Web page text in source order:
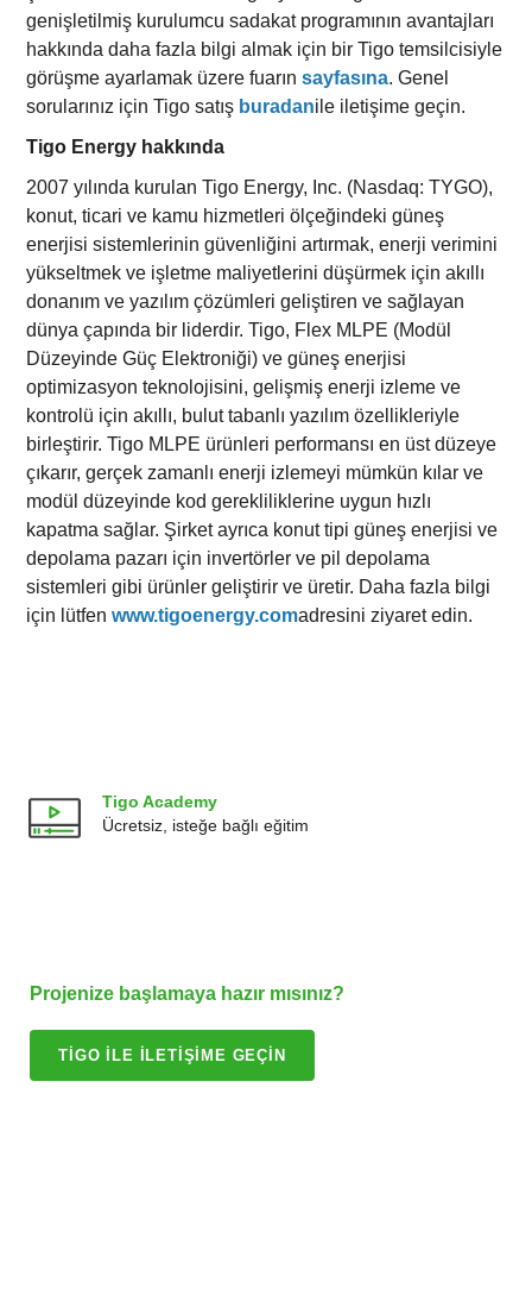
Tigo Academy
Ücretsiz, isteğe bağlı eğitim
Projenize başlamaya hazır mısınız?
TIGO ILE ILETIŞIME GEÇIN
genişletilmiş kurulumcu sadakat programının avantajları
hakkında daha fazla bilgi almak için bir Tigo temsilcisiyle
görüşme ayarlamak üzere fuarınsayfasına. Genel
sorularınız için Tigo satış buradanile iletişime geçin.
Tigo Energy hakkında
2007 yılında kurulan Tigo Energy, Inc. (Nasdaq: TYGO),
konut, ticari ve kamu hizmetleri ölçeğindeki güneş
enerjisi sistemlerinin güvenliğini artırmak, enerji verimini
yükseltmek ve işletme maliyetlerini düşürmek için akıllı
donanım ve yazılım çözümleri geliştiren ve sağlayan
dünya çapında bir liderdir. Tigo, Flex MLPE (Modül
Düzeyinde Güç Elektroniği) ve güneş enerjisi
optimizasyon teknolojisini, gelişmiş enerji izleme ve
kontrolü için akıllı, bulut tabanlı yazılım özellikleriyle
birleştirir. Tigo MLPE ürünleri performansı en üst düzeye
çıkarır, gerçek zamanlı enerji izlemeyi mümkün kılar ve
modül düzeyinde kod gerekliliklerine uygun hızlı
kapatma sağlar. Şirket ayrıca konut tipi güneş enerjisi ve
depolama pazarı için invertörler ve pil depolama
sistemleri gibi ürünler geliştirir ve üretir. Daha fazla bilgi
için lütfenwww.tigoenergy.comadresini ziyaret edin.